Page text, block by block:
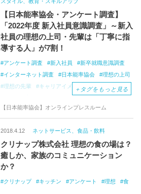
【日本能率協会・アンケート調査】
「2022年度 新入社員意識調査」～新入
社員の理想の上司・先輩は「丁寧に指
導する人」が7割！
アンケート調査 新入社員
新卒就職意識調査
インターネット調査
日本能率協会
理想の上司
理想の先輩
キャリアイメージ
仕事の不安
寮より質
＋ タグをもっと見る
【日本能率協会】オンラインプレスルーム
2018.4.12 ネットサービス、食品・飲料
クリナップ株式会社 理想の食の場は？
癒しか、家族のコミュニケーション
か？
クリナップ キッチン アンケート 理想 食